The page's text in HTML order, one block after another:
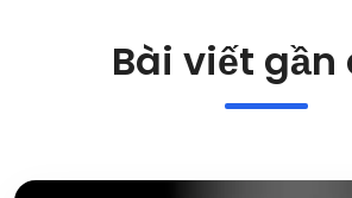
Bài viết gần